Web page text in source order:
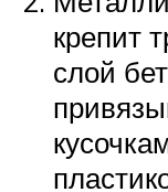
крепит
слой